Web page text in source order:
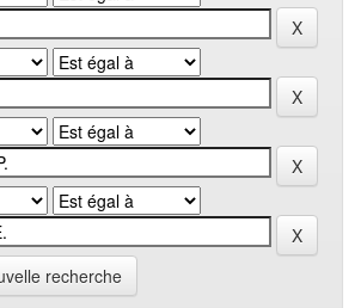
recherche